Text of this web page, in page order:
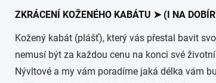
ZKRÁCENÍ KOŽENÉHO KABÁTU ➤ (I NA
Kožený kabát (plášť), který vás přestal bavit
nemusí být za každou cenu na konci své
Nývltové a my vám poradíme jaká délka vám